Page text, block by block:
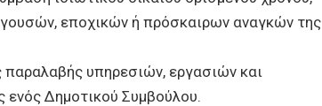
εποχικών ή πρόσκαιρων αναγκών της
υπηρεσιών, εργασιών και
ενός Δημοτικού Συμβούλου.